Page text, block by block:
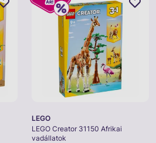
LEGO
LEGO Creator 31150 Afrikai
vadállatok